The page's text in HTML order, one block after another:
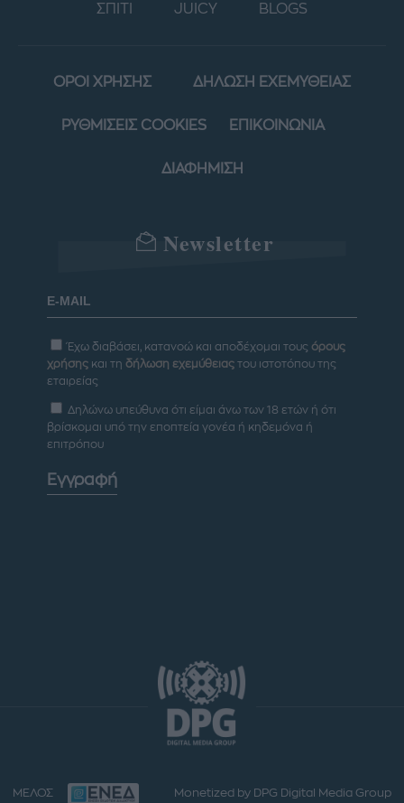
ΣΠΙΤΙ JUICY BLOGS
ΟΡΟΙ ΧΡΗΣΗΣ ΔΗΛΩΣΗ ΕΧΕΜΥΘΕΙΑΣ
ΡΥΘΜΙΣΕΙΣ COOKIES ΕΠΙΚΟΙΝΩΝΙΑ
ΔΙΑΦΗΜΙΣΗ
Newsletter
Έχω διαβάσει, κατανοώ και αποδέχομαι τους όρους
χρήσης και τη δήλωση εχεμύθειας του ιστοτόπου της
εταιρείας
Δηλώνω υπεύθυνα ότι είμαι άνω των 18 ετών ή ότι
βρίσκομαι υπό την εποπτεία γονέα ή κηδεμόνα ή
επιτρόπου
Εγγραφή
ΜΕΛΟΣ Monetized by DPG Digital Media Group